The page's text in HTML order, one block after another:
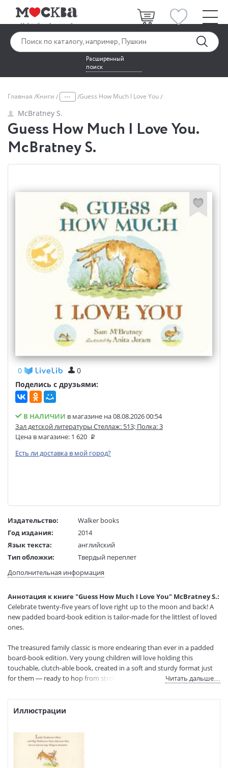
Расширенный
поиск
Главная Книги ... Guess How Much I Love You
McBratney S.
Guess How Much I Love You.
McBratney S.
0
0
Поделись с друзьями:
В НАЛИЧИИ в магазине на 08.08.2026 00:54
Зал детской литературы Стеллаж: 513; Полка: 3
Цена в магазине: 1 620
Есть ли доставка в мой город?
Издательство:
Walker books
Год издания:
2014
Язык текста:
английский
Тип обложки:
Твердый переплет
Размеры в мм
(ДхШхВ):
185x155x22
Страниц:
29
Код товара:
1191298
Артикул:
В продаже с:
13.05.2024
Дополнительная информация
Аннотация к книге "Guess How Much I Love You" McBratney S.:
Celebrate twenty-five years of love right up to the moon and back! A
new padded board-book edition is tailor-made for the littlest of loved
ones.
The treasured family classic is more endearing than ever in a padded
board-book edition. Very young children will love holding this
touchable, clutch-able book, created in a soft and sturdy format just
for them — ready to hop from stroller to story time, from bedtime to
Читать дальше…
Иллюстрации